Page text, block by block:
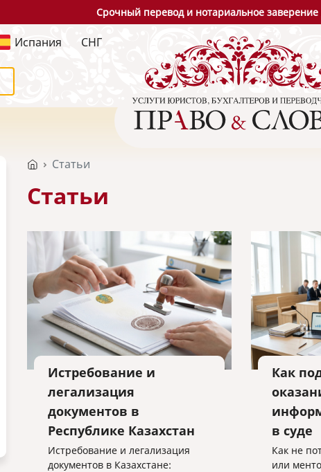
Срочный перевод и нотариальное
Испания СНГ
Статьи
Статьи
Истребование и
легализация
документов в
Республике Казахстан
Истребование и легализация
документов в Казахстане:
Как
в суде
Как не
или